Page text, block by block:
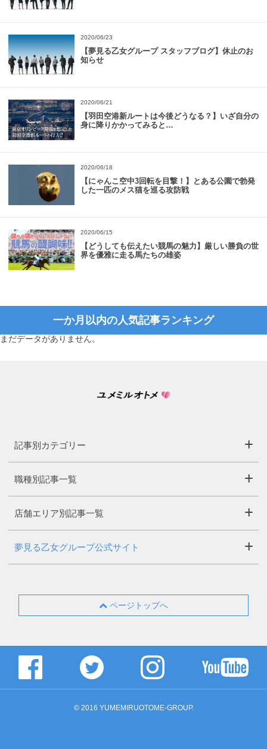
2020/06/23
【夢見る乙女グループ スタッフブログ】休止のお
知らせ
2020/06/21
【羽田空港新ルートは今後どうなる？】いざ自分の
身に降りかかってみると…
2020/06/18
【にゃんこ空中3回転を目撃！】とある公園で勃発
した一匹のメス猫を巡る攻防戦
2020/06/15
【どうしても伝えたい競馬の魅力】厳しい勝負の世
界を優雅に走る馬たちの雄姿
一か月以内の人気記事ランキング
まだデータがありません。
記事別カテゴリー
職種別記事一覧
店舗エリア別記事一覧
夢見る乙女グループ公式サイト
ページトップへ
© 2016 YUMEMIRUOTOME-GROUP.